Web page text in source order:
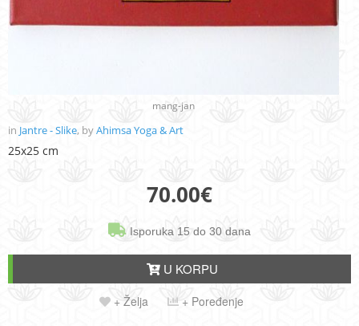
mang-jan
in Jantre - Slike, byAhimsa Yoga & Art
25x25 cm
70.00€
Isporuka 15 do 30 dana
U KORPU
+ Želja + Poređenje